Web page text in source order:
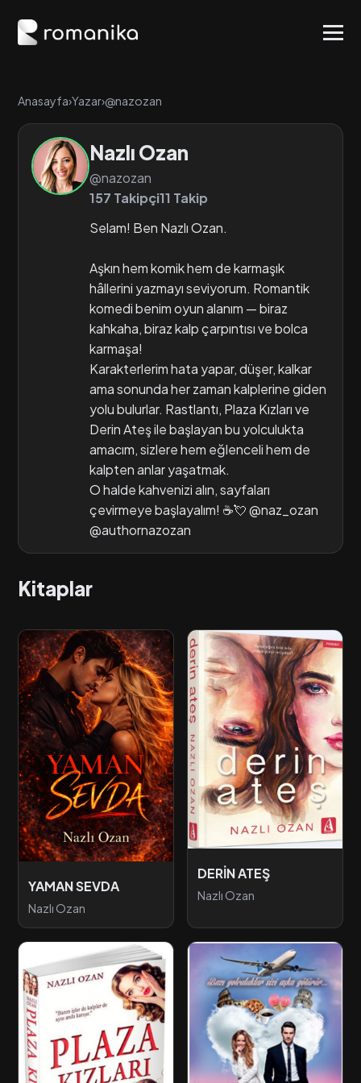
Anasayfa›Yazar›@nazozan
Nazlı Ozan
@nazozan
157 Takipçi11 Takip
Selam! Ben Nazlı Ozan.
Aşkın hem komik hem de karmaşık
hâllerini yazmayı seviyorum. Romantik
komedi benim oyun alanım — biraz
kahkaha, biraz kalp çarpıntısı ve bolca
karmaşa!
Karakterlerim hata yapar, düşer, kalkar
ama sonunda her zaman kalplerine giden
yolu bulurlar. Rastlantı, Plaza Kızları ve
Derin Ateş ile başlayan bu yolculukta
amacım, sizlere hem eğlenceli hem de
kalpten anlar yaşatmak.
O halde kahvenizi alın, sayfaları
çevirmeye başlayalım! ☕💘 @naz_ozan
@authornazozan
Kitaplar
YAMAN SEVDA
Nazlı Ozan
DERİN ATEŞ
Nazlı Ozan